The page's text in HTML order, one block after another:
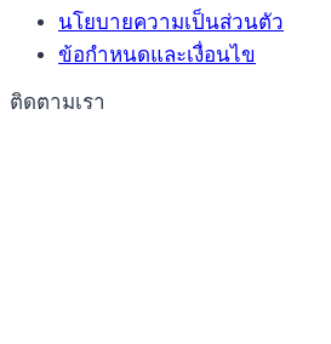
นโยบายความเป็นส่วนตัว
ข้อกำหนดและเงื่อนไข
ติดตามเรา